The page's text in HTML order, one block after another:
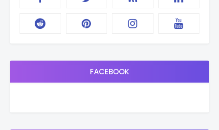
FACEBOOK